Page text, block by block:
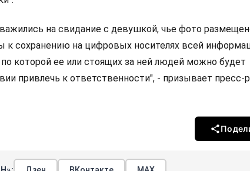
на свидание с девушкой, чье фото
к сохранению на цифровых носителях всей
которой ее или стоящих за ней людей можно будет
привлечь к ответственности", - призывает пресс-